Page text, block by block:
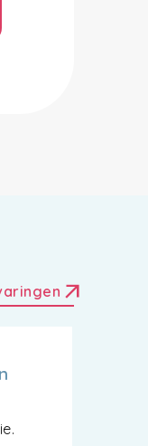
arrow_outward